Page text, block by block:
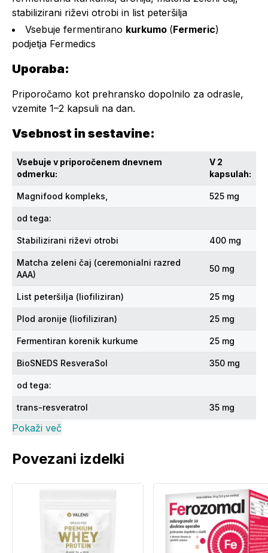
stabilizirani riževi otrobi in list peteršilja
Vsebuje fermentirano kurkumo (Fermeric)
podjetja Fermedics
Uporaba:
Priporočamo kot prehransko dopolnilo za odrasle,
vzemite 1–2 kapsuli na dan.
Vsebnost in sestavine:
Vsebuje v priporočenem dnevnem
odmerku:
V 2
kapsulah:
Magnifood kompleks, 525 mg
od tega:
Stabilizirani riževi otrobi 400 mg
Matcha zeleni čaj (ceremonialni razred
AAA)
50 mg
List peteršilja (liofiliziran) 25 mg
Plod aronije (liofiliziran) 25 mg
Fermentiran korenik kurkume 25 mg
BioSNEDS ResveraSol 350 mg
od tega:
trans-resveratrol 35 mg
Vegetarijanski ovoj kapsule (hidroksi propil
Hraniti izven dosega majhnih otrok. Priporočenega
dnevnega odmerka se ne sme prekoračiti.
Prehransko dopolnilo ni nadomestilo za
uravnoteženo prehrano. Pomembno je upoštevati
Pokaži več
Povezani izdelki